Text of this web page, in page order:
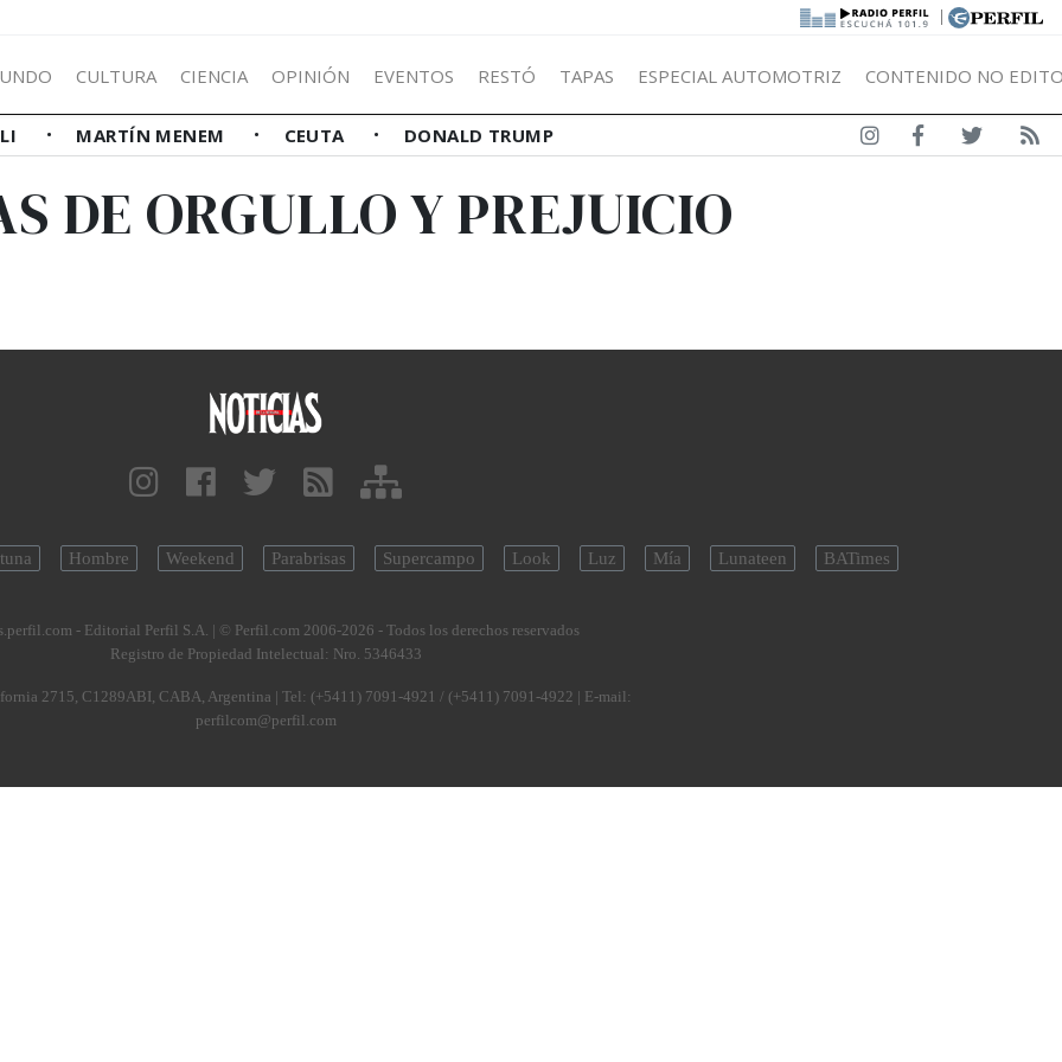
|
CULTURA CIENCIA OPINIÓN EVENTOS RESTÓ TAPAS ESPECIAL AUTOMOTRIZ CONTENIDO NO
MARTÍN MENEM CEUTA DONALD TRUMP
DE ORGULLO Y PREJUICIO
Hombre Weekend Parabrisas Supercampo Look Luz Mía Lunateen BATimes
- Editorial Perfil S.A. | © Perfil.com 2006-2026 - Todos los derechos reservados
Registro de Propiedad Intelectual: Nro. 5346433
2715, C1289ABI, CABA, Argentina | Tel: (+5411) 7091-4921 / (+5411) 7091-4922 | E-mail:
perfilcom@perfil.com